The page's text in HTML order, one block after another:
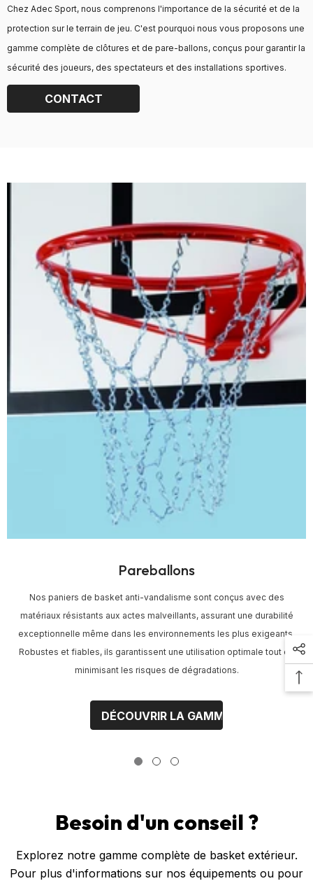
Chez Adec Sport, nous comprenons l'importance de la sécurité et de la
protection sur le terrain de jeu. C'est pourquoi nous vous proposons une
gamme complète de clôtures et de pare-ballons, conçus pour garantir la
sécurité des joueurs, des spectateurs et des installations sportives.
CONTACT
Pareballons
Nos paniers de basket anti-vandalisme sont conçus avec des
matériaux résistants aux actes malveillants, assurant une durabilité
exceptionnelle même dans les environnements les plus exigeants.
Robustes et fiables, ils garantissent une utilisation optimale tout en
minimisant les risques de dégradations.
DÉCOUVRIR LA GAMME
Besoin d'un conseil ?
Explorez notre gamme complète de basket extérieur.
Pour plus d'informations sur nos équipements ou pour